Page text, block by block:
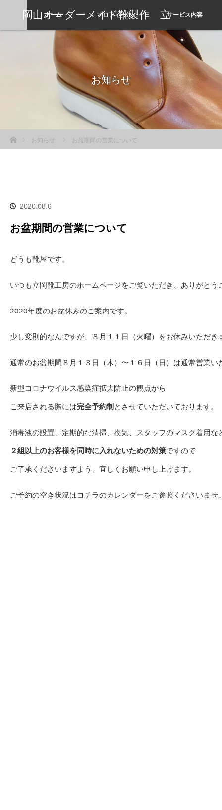
岡山オーダーメイド靴製作 立
岡靴工房
ホーム プロフィール サービス内容
お知らせ
お知らせ
お盆期間の営業について
2020.08.6
お盆期間の営業について
どうも靴屋です。
いつも立岡靴工房のホームページをご覧いただき、ありがとう
2020年度のお盆休みのご案内です。
少し変則的なんですが、８月１１日（火曜）をお休みいただき
通常のお盆期間８月１３日（木）〜１６日（日）は通常営業い
新型コロナウイルス感染症拡大防止の観点から
ご来店される際には完全予約制とさせていただいております。
消毒液の設置、定期的な清掃、換気、スタッフのマスク着用な
２組以上のお客様を同時に入れないための対策ですので
ご了承くださいますよう、宜しくお願い申し上げます。
ご予約の空き状況はコチラのカレンダーをご参照くださいませ